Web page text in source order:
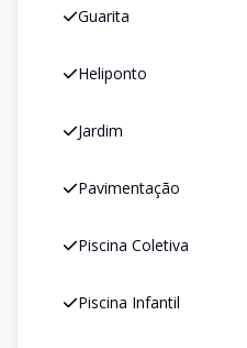
Guarita
Heliponto
Jardim
Pavimentação
Piscina Coletiva
Piscina Infantil